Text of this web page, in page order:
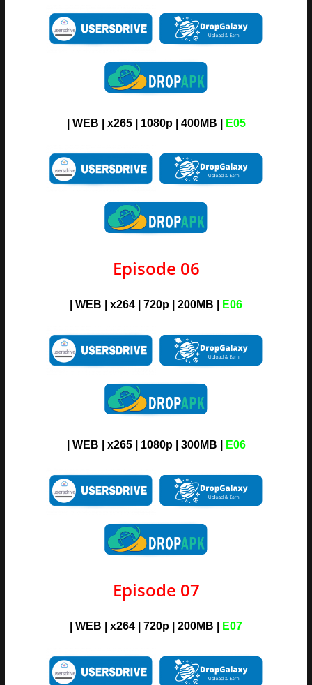
| WEB | x265 | 1080p | 400MB | E05
Episode 06
| WEB | x264 | 720p | 200MB | E06
| WEB | x265 | 1080p | 300MB | E06
Episode 07
| WEB | x264 | 720p | 200MB | E07